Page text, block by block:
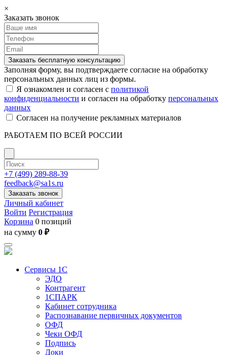
×
Заказать звонок
Заказать бесплатную консультацию
Заполняя форму, вы подтверждаете согласие на обработку
персональных данных лиц из формы.
Я ознакомлен и согласен с политикой
конфиденциальности и согласен на обработку персональных
данных
Согласен на получение рекламных материалов
РАБОТАЕМ ПО ВСЕЙ РОССИИ
+7 (499) 289-88-39
feedback@sa1s.ru
Заказать звонок
Личный кабинет
Войти Регистрация
Корзина 0 позиций
на сумму 0 ₽
Сервисы 1С
ЭДО
Контрагент
1СПАРК
Кабинет сотрудника
Распознавание первичных документов
ОФД
Чеки ОФД
Подпись
Доки